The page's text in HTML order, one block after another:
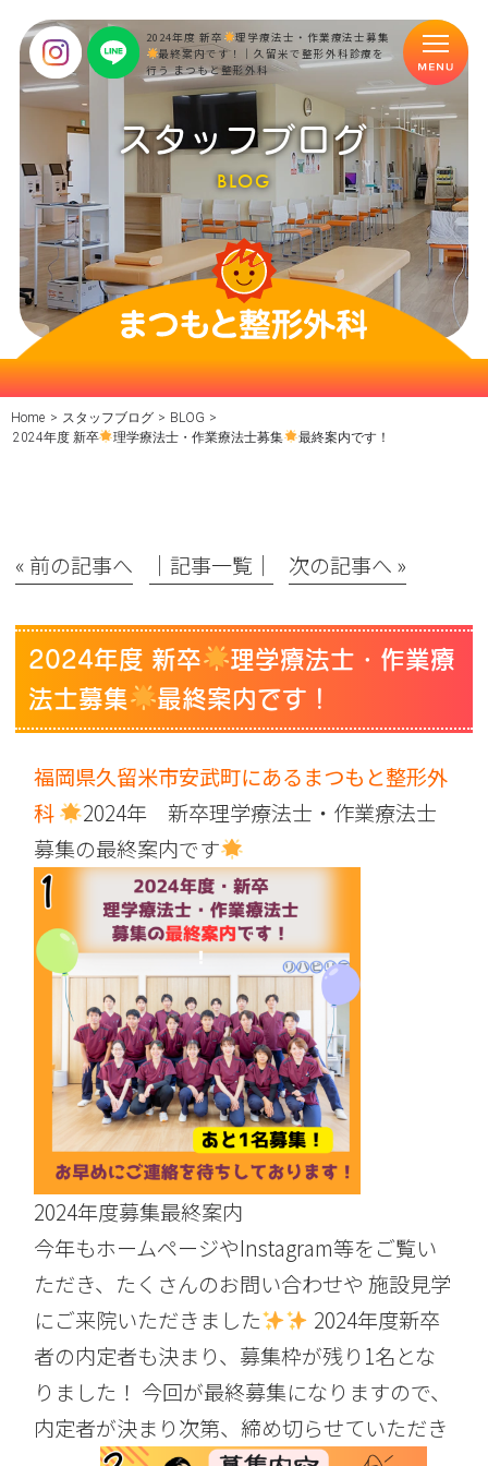
2024年度 新卒
理学療法士・作業療法士募集
最終案内です！｜久留米で整形外科診療を
行う まつもと整形外科
スタッフブログ
BLOG
Home > スタッフブログ > BLOG >
2024年度 新卒
理学療法士・作業療法士募集 最終案内です！
« 前の記事へ │記事一覧│ 次の記事へ »
2024年度 新卒
理学療法士・作業療
法士募集
最終案内です！
福岡県久留米市安武町にあるまつもと整形外
科
2024年 新卒理学療法士・作業療法士
募集の最終案内です
2024年度募集最終案内
今年もホームページやInstagram等をご覧い
ただき、たくさんのお問い合わせや 施設見学
にご来院いただきました
2024年度新卒
者の内定者も決まり、募集枠が残り1名とな
りました！ 今回が最終募集になりますので、
内定者が決まり次第、締め切らせていただき